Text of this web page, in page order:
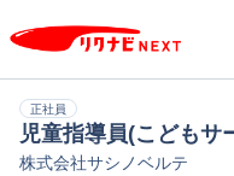
正社員
児童指導員(こどもサ
株式会社サシノベルテ